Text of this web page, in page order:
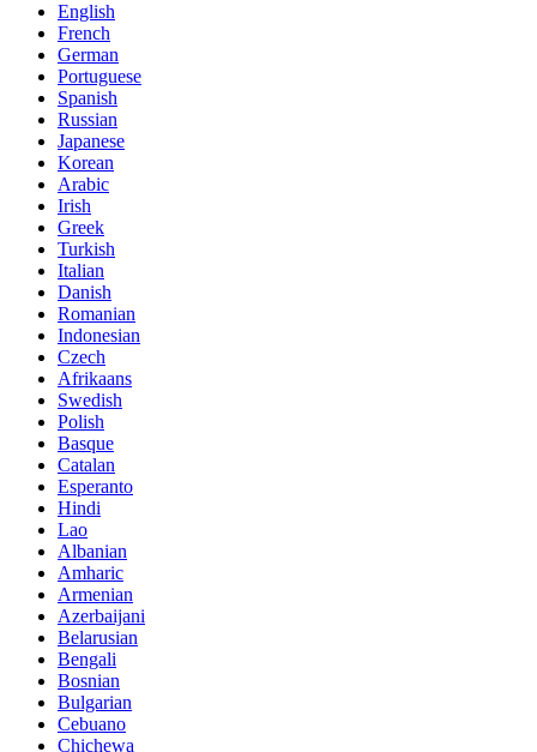
English
French
German
Portuguese
Spanish
Russian
Japanese
Korean
Arabic
Irish
Greek
Turkish
Italian
Danish
Romanian
Indonesian
Czech
Afrikaans
Swedish
Polish
Basque
Catalan
Esperanto
Hindi
Lao
Albanian
Amharic
Armenian
Azerbaijani
Belarusian
Bengali
Bosnian
Bulgarian
Cebuano
Chichewa